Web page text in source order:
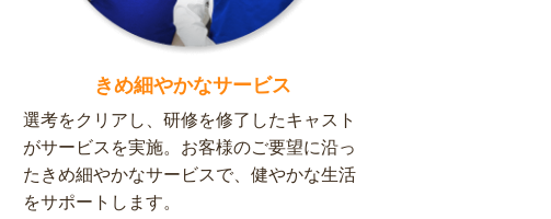
きめ細やかなサービス
選考をクリアし、研修を修了したキャスト
がサービスを実施。お客様のご要望に沿っ
たきめ細やかなサービスで、健やかな生活
をサポートします。